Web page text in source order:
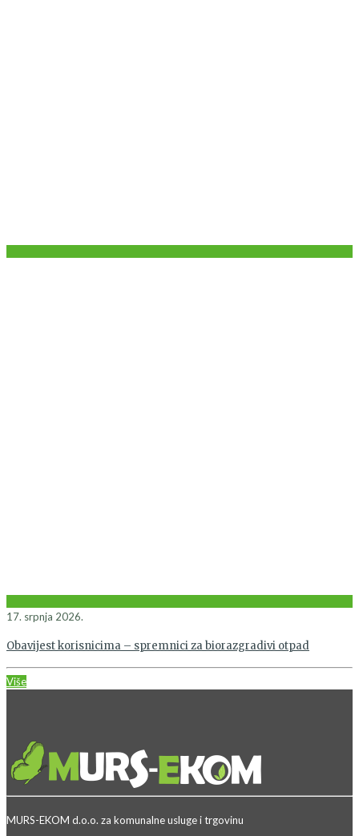
17. srpnja 2026.
Obavijest korisnicima – spremnici za biorazgradivi otpad
Više
MURS-EKOM d.o.o. za komunalne usluge i trgovinu